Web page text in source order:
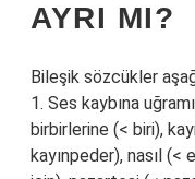
AYRI MI?
Bileşik sözcükler
1. Ses kaybına
birbirlerine (< biri),
kayınpeder), nasıl (<